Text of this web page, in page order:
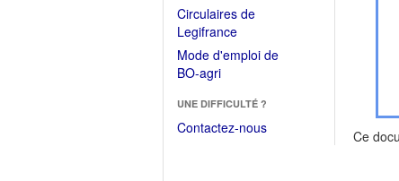
Circulaires de
Legifrance(Ouvrir
dans
une
fenêtre)
Mode d'emploi de
BO-agri(Ouvrir
une
nouvelle
UNE DIFFICULTÉ ?
Contactez-nous Ce